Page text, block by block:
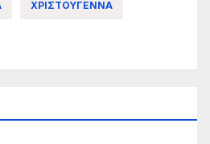
ΧΡΙΣΤΟΥΓΕΝΝΑ